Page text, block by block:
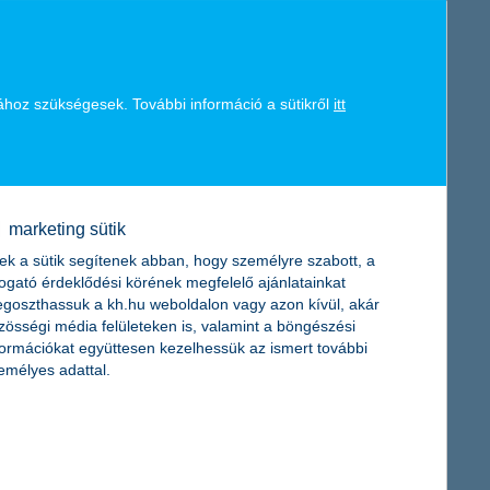
jelentettek a K&H Bank és Biztosító számára
képest. Hasonlóképpen a K&H Biztosító nettó eredménye is
érdekében.
szükségesek. További információ a sütikről itt
marketing sütik
a sütik segítenek abban, hogy személyre szabott, a
érdeklődési körének megfelelő ajánlatainkat
a kh.hu weboldalon vagy azon kívül, akár
média felületeken is, valamint a böngészési
együttesen kezelhessük az ismert további
adattal.